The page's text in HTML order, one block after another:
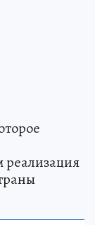
реализация